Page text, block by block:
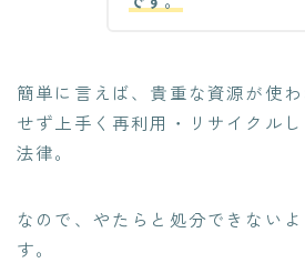
簡単に言えば、 貴重な資源が使
せず上手く再利用・リサイクル
法律。
なので、やたらと処分できない
す。